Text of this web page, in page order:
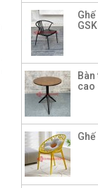
cao